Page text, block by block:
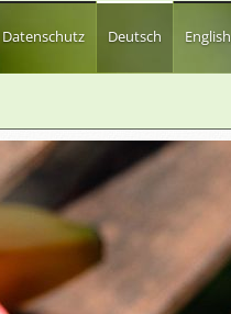
Datenschutz English
Deutsch